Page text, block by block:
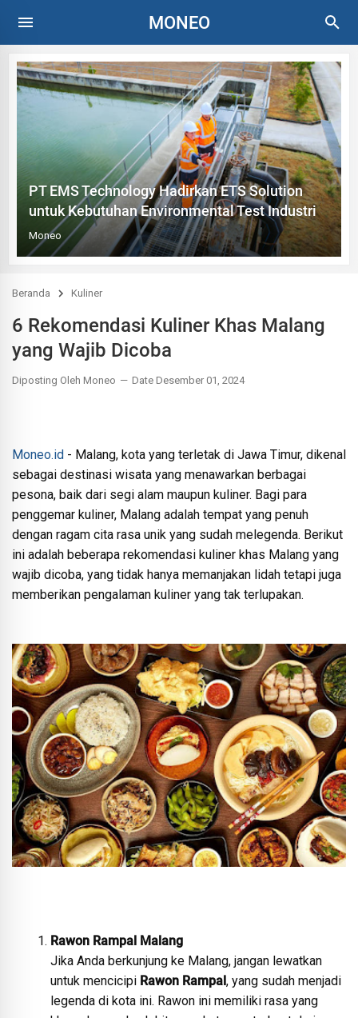
MONEO
PT EMS Technology Hadirkan ETS Solution
untuk Kebutuhan Environmental Test Industri
Moneo
Beranda Kuliner
6 Rekomendasi Kuliner Khas Malang
yang Wajib Dicoba
Diposting Oleh Moneo Date Desember 01, 2024
Moneo.id - Malang, kota yang terletak di Jawa Timur, dikenal
sebagai destinasi wisata yang menawarkan berbagai
pesona, baik dari segi alam maupun kuliner. Bagi para
penggemar kuliner, Malang adalah tempat yang penuh
dengan ragam cita rasa unik yang sudah melegenda. Berikut
ini adalah beberapa rekomendasi kuliner khas Malang yang
wajib dicoba, yang tidak hanya memanjakan lidah tetapi juga
memberikan pengalaman kuliner yang tak terlupakan.
Rawon Rampal Malang
Jika Anda berkunjung ke Malang, jangan lewatkan
untuk mencicipi Rawon Rampal, yang sudah menjadi
legenda di kota ini. Rawon ini memiliki rasa yang